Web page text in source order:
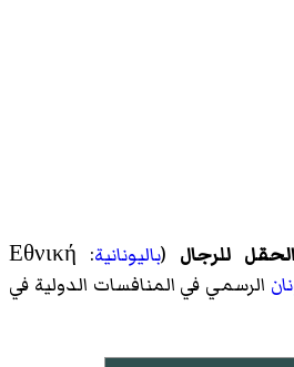
للرجال (باليونانية:
Εθνική
الرسمي في المنافسات الدولية في